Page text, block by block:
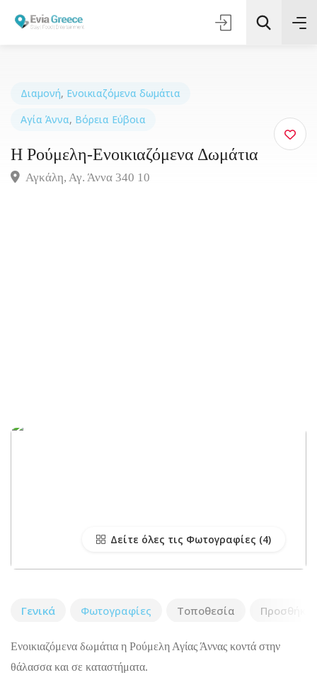
Τοποθεσία
Όλες οι Κατηγορίες
Διαμονή, Ενοικιαζόμενα δωμάτια
Αγία Άννα, Βόρεια Εύβοια
Η Ρούμελη-Ενοικιαζόμενα Δωμάτια
Αγκάλη, Αγ. Άννα 340 10
Δείτε όλες τις Φωτογραφίες
Γενικά Φωτογραφίες Τοποθεσία Προσθήκη
Ενοικιαζόμενα δωμάτια η Ρούμελη Αγίας Άννας κοντά στην
θάλασσα και σε καταστήματα.